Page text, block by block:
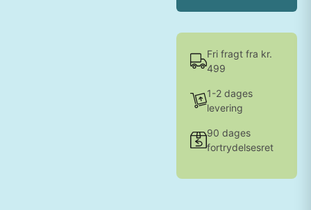
Fri fragt fra kr.
499
1-2 dages
levering
90 dages
fortrydelsesret